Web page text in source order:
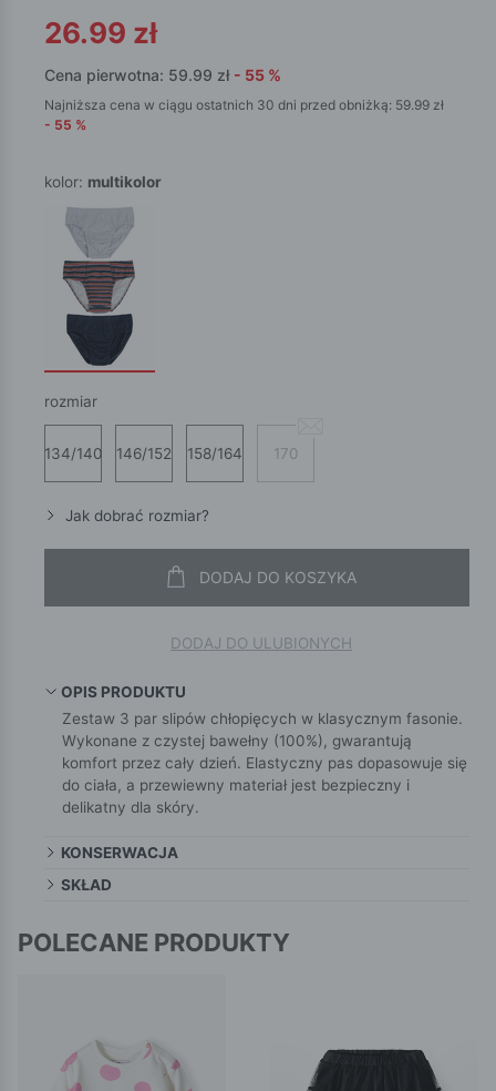
26.99 zł
Cena pierwotna: 59.99 zł - 55 %
Najniższa cena w ciągu ostatnich 30 dni przed obniżką: 59.99 zł
- 55 %
kolor: multikolor
rozmiar
134/140 146/152 158/164 170
Jak dobrać rozmiar?
DODAJ DO KOSZYKA
DODAJ DO ULUBIONYCH
OPIS PRODUKTU
Zestaw 3 par slipów chłopięcych w klasycznym fasonie.
Wykonane z czystej bawełny (100%), gwarantują
komfort przez cały dzień. Elastyczny pas dopasowuje się
do ciała, a przewiewny materiał jest bezpieczny i
delikatny dla skóry.
KONSERWACJA
SKŁAD
POLECANE PRODUKTY